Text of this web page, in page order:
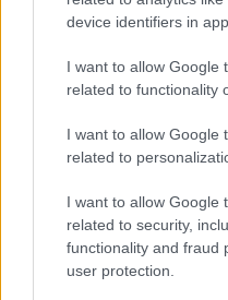
device identifiers in
I want to allow Google
related to functionality
I want to allow Google
related to
I want to allow Google
related to security,
functionality and fraud
user protection.
ΣΥΛΛΟΓΟΙ